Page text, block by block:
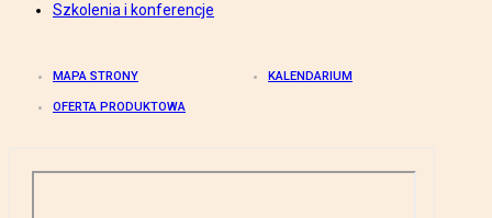
Szkolenia i konferencje
MAPA STRONY KALENDARIUM
OFERTA PRODUKTOWA